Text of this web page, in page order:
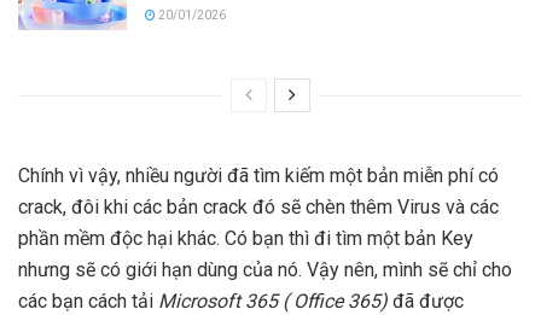
20/01/2026
Chính vì vậy, nhiều người đã tìm kiếm một bản miễn phí có
crack, đôi khi các bản crack đó sẽ chèn thêm Virus và các
phần mềm độc hại khác. Có bạn thì đi tìm một bản Key
nhưng sẽ có giới hạn dùng của nó. Vậy nên, mình sẽ chỉ cho
các bạn cách tải Microsoft 365 ( Office 365) đã được